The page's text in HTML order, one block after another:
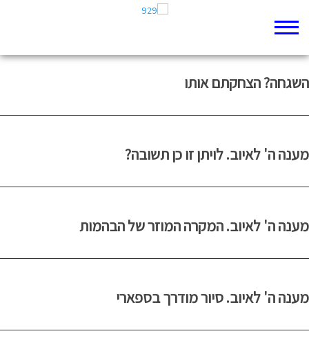
ממעמקים קראתיך: מיטיבי לכת לזכריה פרק ח
השגחה? הצחקתם אותו
מענה ה' לאיוב. לויתן זו כן תשובה?
מענה ה' לאיוב. המקרה המוזר של הבהמות
מענה ה' לאיוב. סיור מודרך בספארי